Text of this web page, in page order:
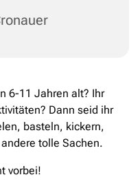
6-11 Jahren alt? Ihr
Dann seid ihr
basteln, kickern,
tolle Sachen.
vorbei!